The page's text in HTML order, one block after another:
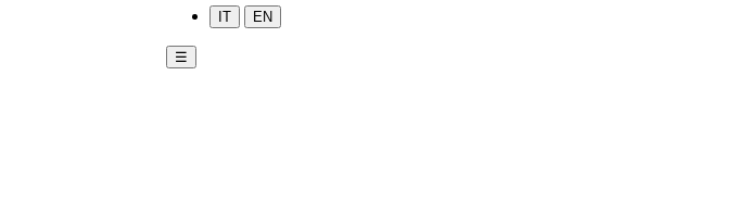
IT EN
☰